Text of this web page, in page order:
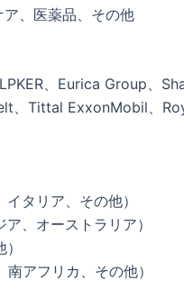
、医薬品、その他
、Eurica Group、
、Tittal ExxonMobil、
タリア、その他）
、オーストラリア）
アフリカ、その他）